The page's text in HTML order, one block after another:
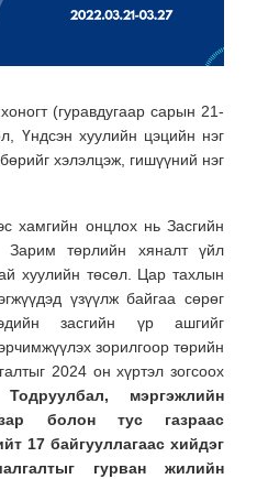
(гуравдугаар сарын 21-
Үндсэн хуулийн цэцийн нэг
хэлэлцэж, гишүүний нэг
онцлох нь Засгийн
төрлийн хяналт үйл
хуулийн төсөл. Цар тахлын
үзүүлж байгаа сөрөг
засгийн үр ашгийг
зорилгоор төрийн
2024 он хүртэл зогсоох
Тодруулбал, мэргэжлийн
болон тус газраас
17 байгууллагаас хийдэг
гурван жилийн